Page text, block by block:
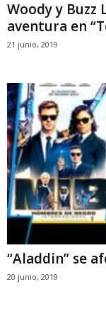
Woody y
aventura en
21 junio, 2019
“Aladdin” se
20 junio, 2019